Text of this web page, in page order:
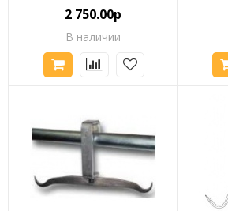
2 750.00р
В наличии